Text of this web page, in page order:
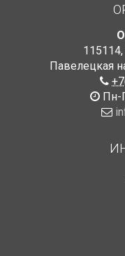
115114,
Павелецкая
Пн-